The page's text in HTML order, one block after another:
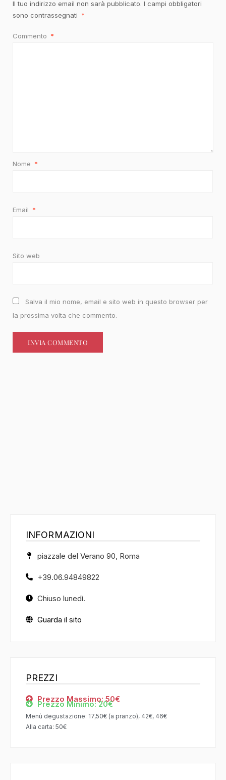
Il tuo indirizzo email non sarà pubblicato. I campi obbligatori
sono contrassegnati *
Commento *
Nome *
Email *
Sito web
Salva il mio nome, email e sito web in questo browser per
la prossima volta che commento.
INFORMAZIONI
piazzale del Verano 90, Roma
+39.06.94849822
Chiuso lunedì.
Guarda il sito
PREZZI
Prezzo Massimo: 50€
Prezzo Minimo: 20€
Menù degustazione: 17,50€ (a pranzo), 42€, 46€
Alla carta: 50€